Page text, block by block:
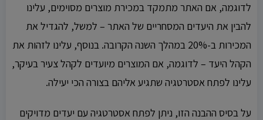
לדוגמה, אם האתר מתמקד במכירת מוצרים מסוימים, עלינו
להבין את היעדים המסחריים של האתר – למשל, להגדיל את
המכירות ב-20% במהלך השנה הקרובה. בנוסף, עלינו לזהות את
הקהל היעד – לדוגמה, אם המוצרים מיועדים לקהל צעיר בעיקר,
עלינו לפתח אסטרטגיה שתגיע אליהם בצורה הכי יעילה.
על בסיס ההבנה הזו, ניתן לפתח אסטרטגיה עם יעדים מדויקים